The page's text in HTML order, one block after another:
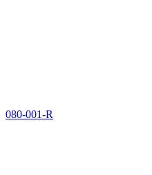
080-001-R